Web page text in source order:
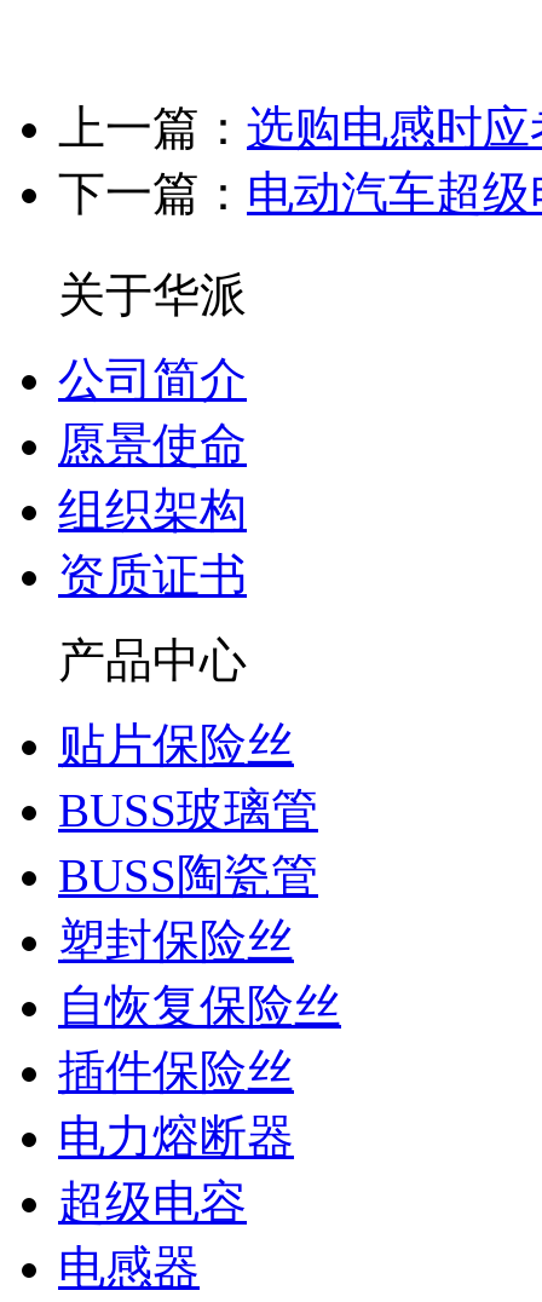
上一篇： 选购电感时
下一篇： 电动汽车超
关于华派
公司简介
愿景使命
组织架构
资质证书
产品中心
贴片保险丝
BUSS玻璃管
BUSS陶瓷管
塑封保险丝
自恢复保险丝
插件保险丝
电力熔断器
超级电容
电感器